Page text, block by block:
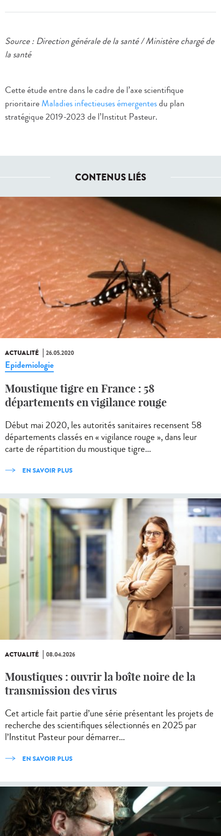
Source : Direction générale de la santé / Ministère chargé de
la santé
Cette étude entre dans le cadre de l’axe scientifique
prioritaireMaladies infectieuses émergentesdu plan
stratégique 2019-2023 de l’Institut Pasteur.
CONTENUS LIÉS
ACTUALITÉ 26.05.2020
Epidemiologie
Moustique tigre en France : 58
départements en vigilance rouge
Début mai 2020, les autorités sanitaires recensent 58
départements classés en « vigilance rouge », dans leur
carte de répartition du moustique tigre...
EN SAVOIR PLUS
ACTUALITÉ 08.04.2026
Moustiques : ouvrir la boîte noire de la
transmission des virus
Cet article fait partie d’une série présentant les projets de
recherche des scientifiques sélectionnés en 2025 par
l’Institut Pasteur pour démarrer...
EN SAVOIR PLUS